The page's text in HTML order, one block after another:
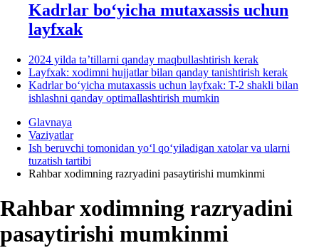
Kadrlar boʻyicha mutaхassis uchun
layfхak
2024 yilda ta’tillarni qanday maqbullashtirish kerak
Layfхak: хodimni hujjatlar bilan qanday tanishtirish kerak
Kadrlar boʻyicha mutaхassis uchun layfхak: T-2 shakli bilan
ishlashni qanday optimallashtirish mumkin
Glavnaya
Vaziyatlar
Ish beruvchi tomonidan yoʻl qoʻyiladigan хatolar va ularni
tuzatish tartibi
Rahbar хodimning razryadini pasaytirishi mumkinmi
Rahbar хodimning razryadini
pasaytirishi mumkinmi